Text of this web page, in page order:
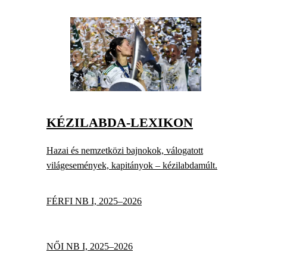
KÉZILABDA-LEXIKON
Hazai és nemzetközi bajnokok, válogatott
világesemények, kapitányok – kézilabdamúlt.
FÉRFI NB I, 2025–2026
NŐI NB I, 2025–2026